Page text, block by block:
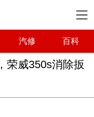
汽修 百科
荣威350s消除扳